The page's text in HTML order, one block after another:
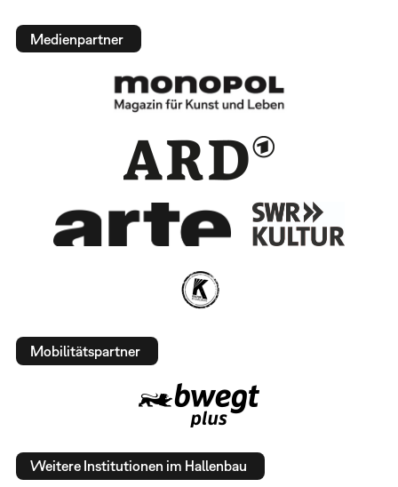
Medienpartner
Mobilitätspartner
Weitere Institutionen im Hallenbau